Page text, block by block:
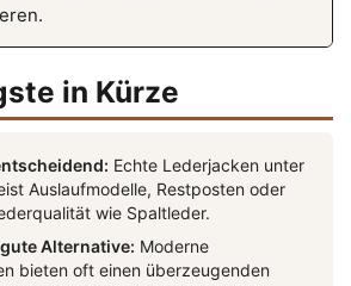
in Kürze
Echte Lederjacken unter
Auslaufmodelle, Restposten oder
wie Spaltleder.
Alternative: Moderne
bieten oft einen überzeugenden